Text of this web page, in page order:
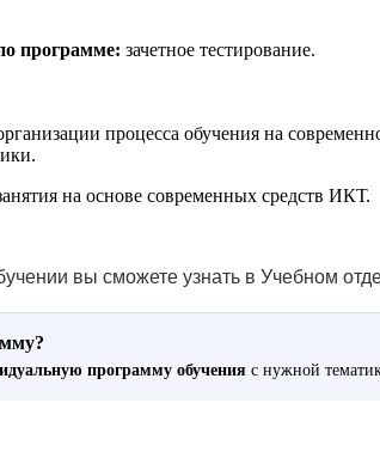
программе: зачетное тестирование.
процесса обучения на
на основе современных средств ИКТ.
вы сможете узнать в Учебном
программу обучения с нужной